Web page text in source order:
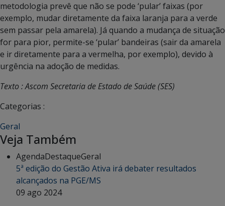
metodologia prevê que não se pode ‘pular’ faixas (por
exemplo, mudar diretamente da faixa laranja para a verde
sem passar pela amarela). Já quando a mudança de situação
for para pior, permite-se ‘pular’ bandeiras (sair da amarela
e ir diretamente para a vermelha, por exemplo), devido à
urgência na adoção de medidas.
Texto : Ascom Secretaria de Estado de Saúde (SES)
Categorias :
Geral
Veja Também
AgendaDestaqueGeral
5ª edição do Gestão Ativa irá debater resultados
alcançados na PGE/MS
09 ago 2024